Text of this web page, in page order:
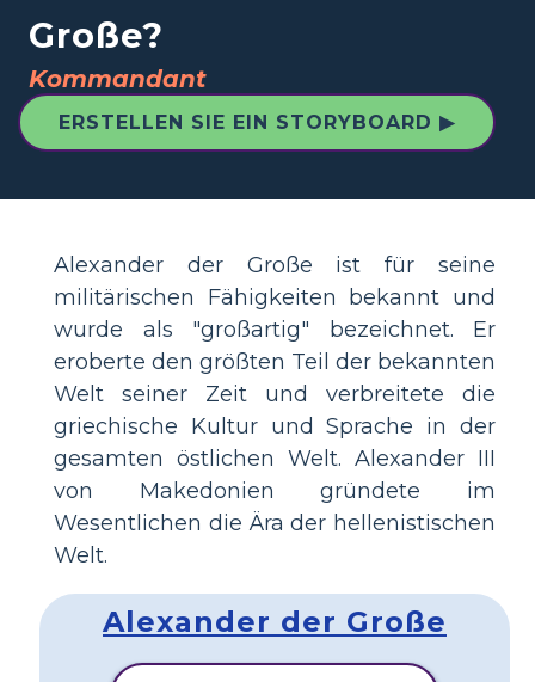
Große?
Kommandant
ERSTELLEN SIE EIN STORYBOARD ▶
Alexander der Große ist für seine
militärischen Fähigkeiten bekannt und
wurde als "großartig" bezeichnet. Er
eroberte den größten Teil der bekannten
Welt seiner Zeit und verbreitete die
griechische Kultur und Sprache in der
gesamten östlichen Welt. Alexander III
von Makedonien gründete im
Wesentlichen die Ära der hellenistischen
Welt.
Alexander der Große